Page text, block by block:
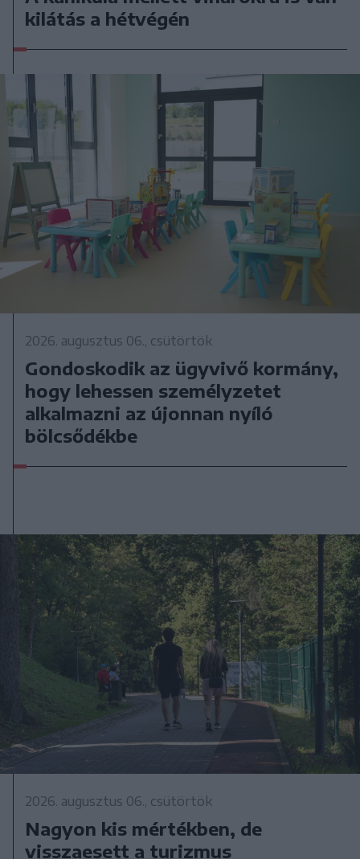
kilátás a hétvégén
2026. augusztus 06., csütörtök
Gondoskodik az ügyvivő kormány,
hogy lehessen személyzetet
alkalmazni az újonnan nyíló
bölcsődékbe
2026. augusztus 06., csütörtök
Nagyon kis mértékben, de
visszaesett a turizmus